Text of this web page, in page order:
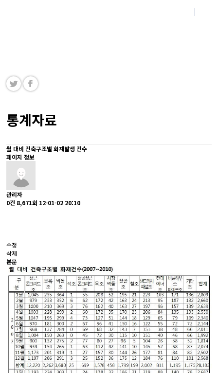
통계자료
월 대비 건축구조별 화재발생 건수
페이지 정보
관리자
0건 8,671회 12-01-02 20:10
수정
삭제
본문